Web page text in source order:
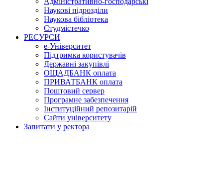
Наукові підрозділи
Наукова бібліотека
Студмістечко
РЕСУРСИ
е-Університет
Підтримка користувачів
Державні закупівлі
ОЩАДБАНК оплата
ПРИВАТБАНК оплата
Поштовий сервер
Програмне забезпечення
Інституційний репозитарій
Сайти університету
Запитати у ректора